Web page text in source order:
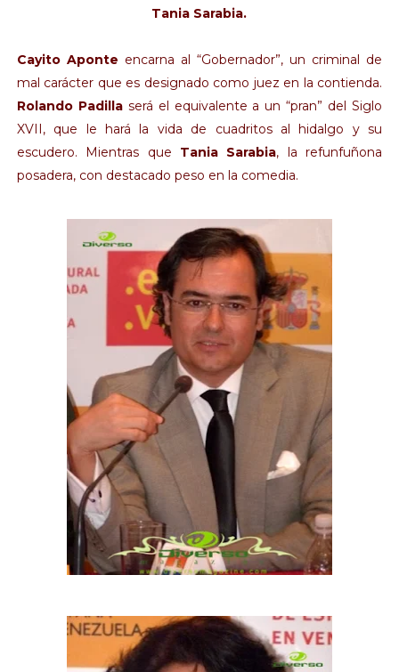
Tania Sarabia.
Cayito Aponte encarna al “Gobernador”, un criminal de
mal carácter que es designado como juez en la contienda.
Rolando Padillaserá el equivalente a un “pran” del Siglo
XVII, que le hará la vida de cuadritos al hidalgo y su
escudero. Mientras que Tania Sarabia, la refunfuñona
posadera, con destacado peso en la comedia.